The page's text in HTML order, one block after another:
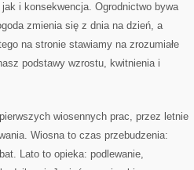
i konsekwencja. Ogrodnictwo bywa
zmienia się z dnia na dzień, a
na stronie stawiamy na zrozumiałe
podstawy wzrostu, kwitnienia i
wiosennych prac, przez letnie
Wiosna to czas przebudzenia:
Lato to opieka: podlewanie,